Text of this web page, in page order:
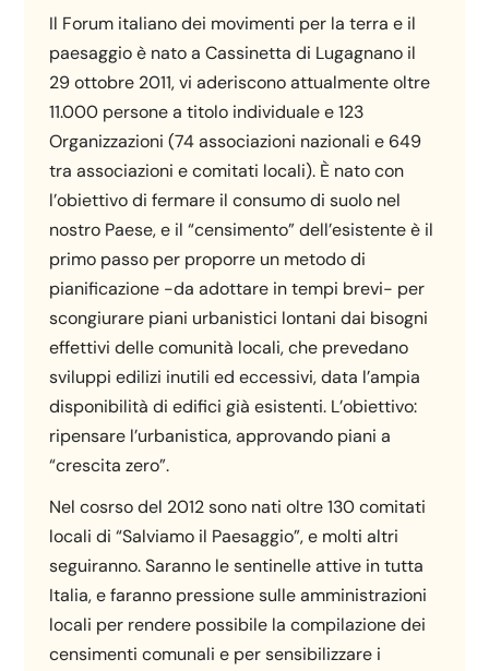
Il Forum italiano dei movimenti per la terra e il
paesaggio è nato a Cassinetta di Lugagnano il
29 ottobre 2011, vi aderiscono attualmente oltre
11.000 persone a titolo individuale e 123
Organizzazioni (74 associazioni nazionali e 649
tra associazioni e comitati locali). È nato con
l’obiettivo di fermare il consumo di suolo nel
nostro Paese, e il “censimento” dell’esistente è il
primo passo per proporre un metodo di
pianificazione -da adottare in tempi brevi- per
scongiurare piani urbanistici lontani dai bisogni
effettivi delle comunità locali, che prevedano
sviluppi edilizi inutili ed eccessivi, data l’ampia
disponibilità di edifici già esistenti. L’obiettivo:
ripensare l’urbanistica, approvando piani a
“crescita zero”.
Nel cosrso del 2012 sono nati oltre 130 comitati
locali di “Salviamo il Paesaggio”, e molti altri
seguiranno. Saranno le sentinelle attive in tutta
Italia, e faranno pressione sulle amministrazioni
locali per rendere possibile la compilazione dei
censimenti comunali e per sensibilizzare i